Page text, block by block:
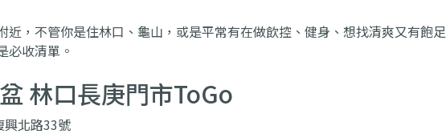
近，不管你是住林口、龜山，或是平常有在做飲控、健身、想找清爽又有飽足
必收清單。
林口長庚門市ToGo
興北路33號